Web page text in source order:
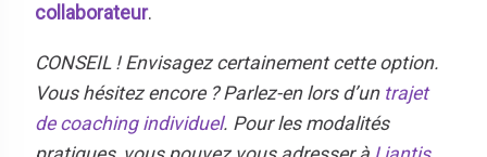
collaborateur.
CONSEIL ! Envisagez certainement cette option.
Vous hésitez encore ? Parlez-en lors d’un trajet
de coaching individuel. Pour les modalités